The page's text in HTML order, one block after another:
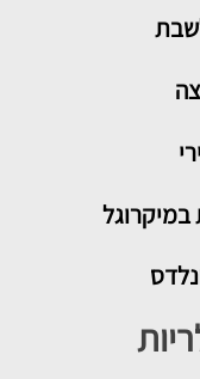
במיקרוגל